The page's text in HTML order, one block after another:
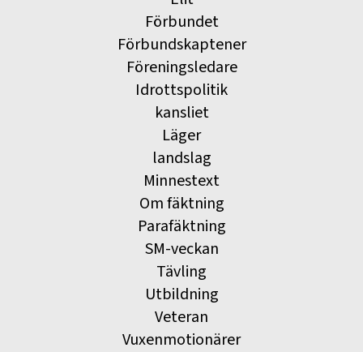
Förbundet
Förbundskaptener
Föreningsledare
Idrottspolitik
kansliet
Läger
landslag
Minnestext
Om fäktning
Parafäktning
SM-veckan
Tävling
Utbildning
Veteran
Vuxenmotionärer